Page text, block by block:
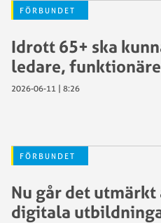
FÖRBUNDET
Idrott 65+ ska
ledare,
2026-06-11 | 8:26
FÖRBUNDET
Nu går det
digitala